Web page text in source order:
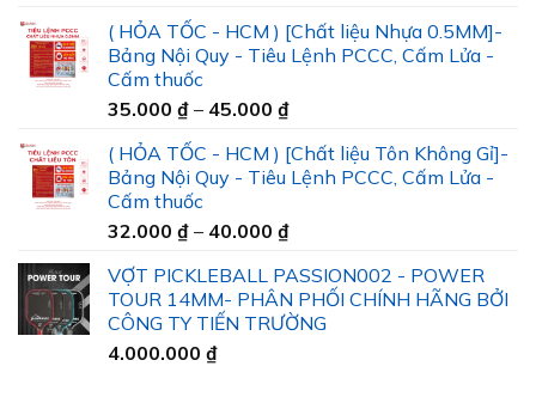
( HỎA TỐC - HCM ) [Chất liệu Nhựa 0.5MM]-
Bảng Nội Quy - Tiêu Lệnh PCCC, Cấm Lửa -
Cấm thuốc
35.000 ₫ – 45.000 ₫Khoảng
từ
35.000 ₫
45.000 ₫
( HỎA TỐC - HCM ) [Chất liệu Tôn Không Gỉ]-
Bảng Nội Quy - Tiêu Lệnh PCCC, Cấm Lửa -
Cấm thuốc
32.000 ₫ – 40.000 ₫Khoảng
từ
32.000 ₫
đến
VỢT PICKLEBALL PASSION002 - POWER
TOUR 14MM- PHÂN PHỐI CHÍNH HÃNG BỞI
CÔNG TY TIẾN TRƯỜNG
4.000.000 ₫